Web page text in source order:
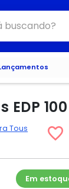
oficiais
Tous
Em